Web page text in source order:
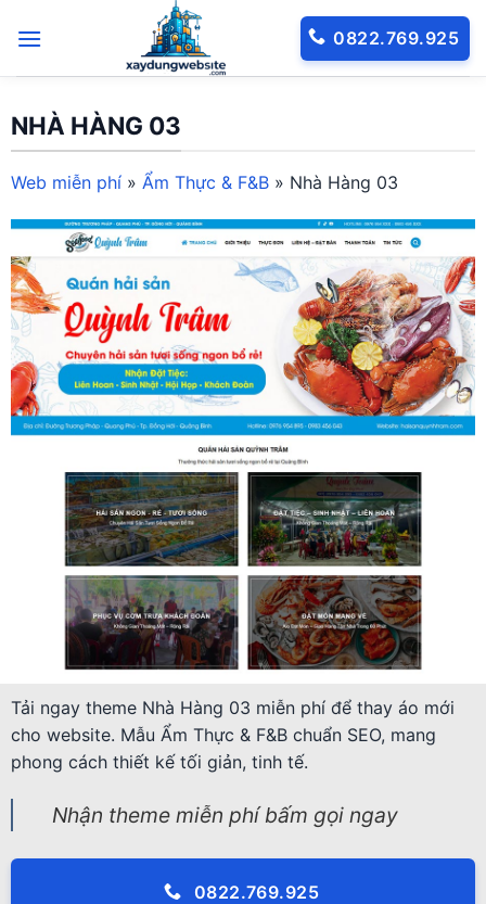
qua
0822.769.925
NHÀ HÀNG 03
Web miễn phí » Ẩm Thực & F&B » Nhà Hàng 03
Tải ngay theme Nhà Hàng 03 miễn phí để thay áo mới
cho website. Mẫu Ẩm Thực & F&B chuẩn SEO, mang
phong cách thiết kế tối giản, tinh tế.
Nhận theme miễn phí bấm gọi ngay
0822.769.925